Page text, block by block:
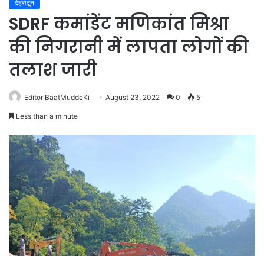
देहरादून
SDRF कमांडेंट मणिकांत मिश्रा
की निगरानी में लापता लोगों की
तलाश जारी
Editor BaatMuddeKi August 23, 2022 0 5
Less than a minute